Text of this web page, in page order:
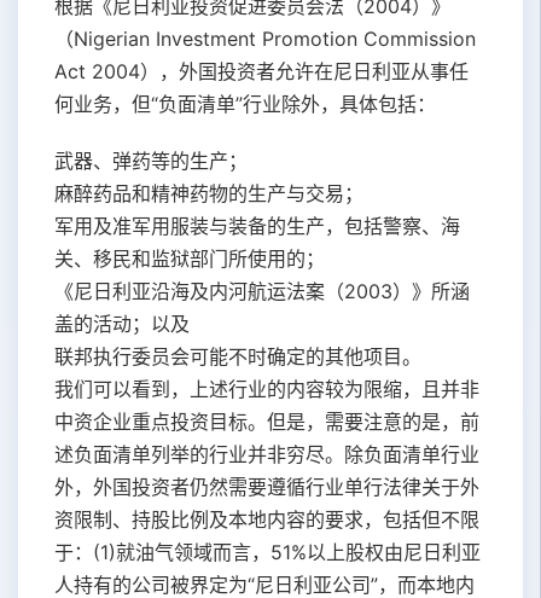
根据《尼日利亚投资促进委员会法（2004）》
（Nigerian Investment Promotion Commission
Act 2004），外国投资者允许在尼日利亚从事任
何业务，但“负面清单”行业除外，具体包括：
武器、弹药等的生产；
麻醉药品和精神药物的生产与交易；
军用及准军用服装与装备的生产，包括警察、海
关、移民和监狱部门所使用的；
《尼日利亚沿海及内河航运法案（2003）》所涵
盖的活动；以及
联邦执行委员会可能不时确定的其他项目。
我们可以看到，上述行业的内容较为限缩，且并非
中资企业重点投资目标。但是，需要注意的是，前
述负面清单列举的行业并非穷尽。除负面清单行业
外，外国投资者仍然需要遵循行业单行法律关于外
资限制、持股比例及本地内容的要求，包括但不限
于：(1)就油气领域而言，51%以上股权由尼日利亚
人持有的公司被界定为“尼日利亚公司”，而本地内